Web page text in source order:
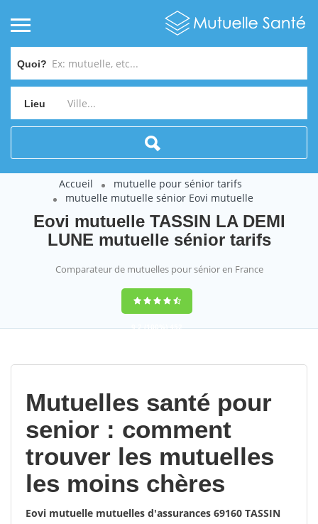
Quoi?
Lieu
Accueil
mutuelle pour sénior tarifs
mutuelle mutuelle sénior Eovi mutuelle
Eovi mutuelle TASSIN LA DEMI
LUNE mutuelle sénior tarifs
Comparateur de mutuelles pour sénior en France
9,2(100%)452
Mutuelles santé pour
senior : comment
trouver les mutuelles
les moins chères
Eovi mutuelle mutuelles d'assurances 69160 TASSIN